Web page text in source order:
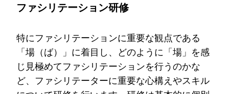
ファシリテーション研修
特にファシリテーションに重要な観点である
「場（ば）」に着目し、どのように「場」を感
じ見極めてファシリテーションを行うのかな
ど、ファシリテーターに重要な心構えやスキル